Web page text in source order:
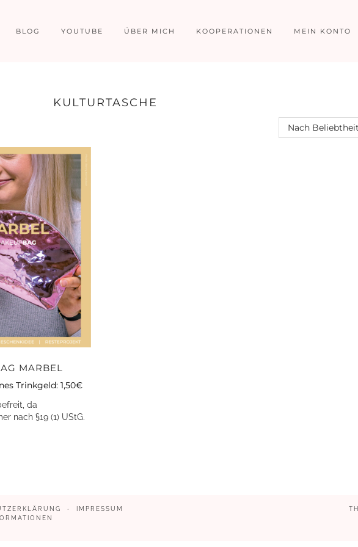
BLOG YOUTUBE ÜBER MICH KOOPERATIONEN MEIN KONTO
KULTURTASCHE
MARBEL
Trinkgeld: 1,50€
da
nach §19 (1) UStG.
IMPRESSUM